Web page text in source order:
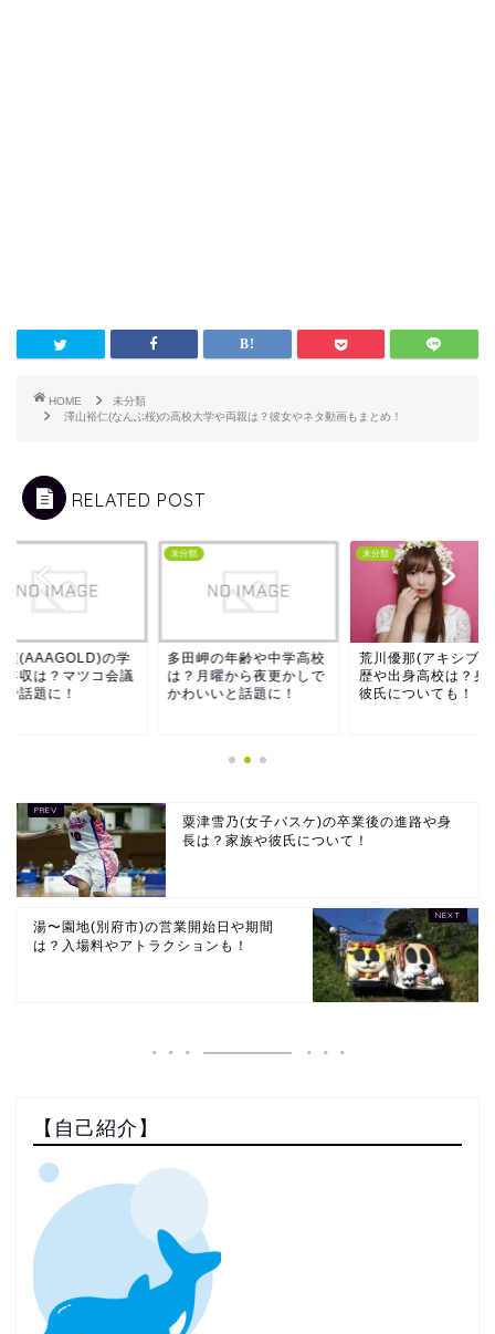
HOME
未分類
澤山裕仁(なんぶ桜)の高校大学や両親は？彼女やネタ動画もまとめ！
RELATED POST
蓮(AAAGOLD)の学
年収は？マツコ会議
で話題に！
未分類
多田岬の年齢や中学高校
は？月曜から夜更かしで
かわいいと話題に！
未分類
荒川優那(アキシブ)
歴や出身高校は？身
彼氏についても！
粟津雪乃(女子バスケ)の卒業後の進路や身
長は？家族や彼氏について！
湯〜園地(別府市)の営業開始日や期間
は？入場料やアトラクションも！
【自己紹介】